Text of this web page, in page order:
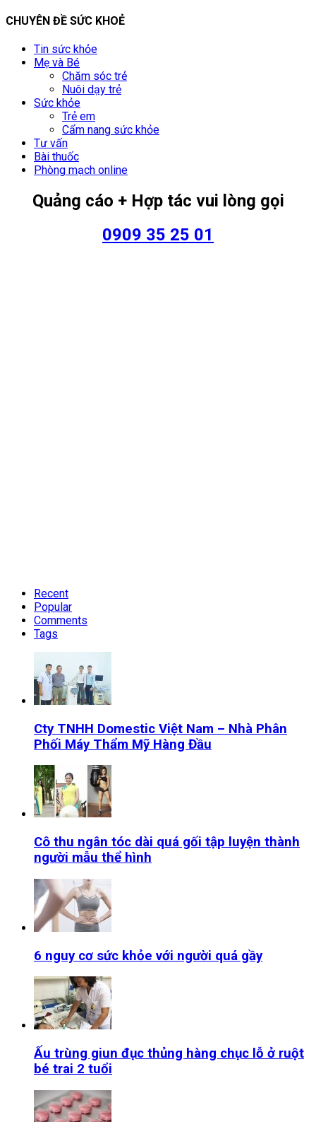
CHUYÊN ĐỀ SỨC KHOẺ
Tin sức khỏe
Mẹ và Bé
Chăm sóc trẻ
Nuôi dạy trẻ
Sức khỏe
Trẻ em
Cẩm nang sức khỏe
Tư vấn
Bài thuốc
Phòng mạch online
Quảng cáo + Hợp tác vui lòng gọi
0909 35 25 01
Recent
Popular
Comments
Tags
Cty TNHH Domestic Việt Nam – Nhà Phân
Phối Máy Thẩm Mỹ Hàng Đầu
Cô thu ngân tóc dài quá gối tập luyện thành
người mẫu thể hình
6 nguy cơ sức khỏe với người quá gầy
Ấu trùng giun đục thủng hàng chục lỗ ở ruột
bé trai 2 tuổi